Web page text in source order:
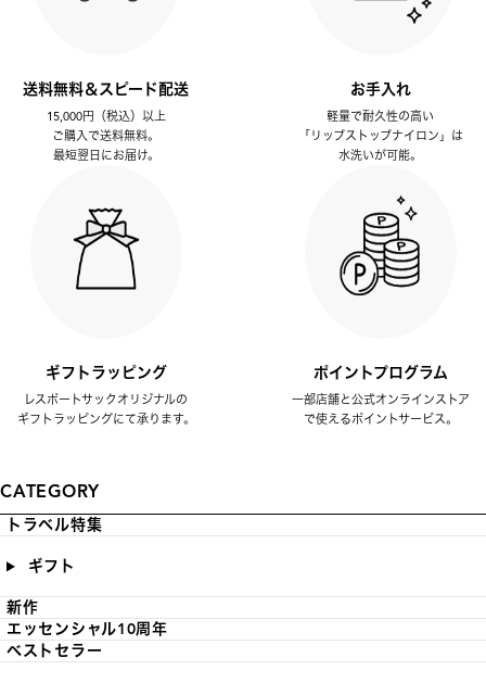
送料無料＆スピード配送
15,000円（税込）以上
ご購入で送料無料。
最短翌日にお届け。
お手入れ
軽量で耐久性の高い
「リップストップナイロン」は
水洗いが可能。
ギフトラッピング
レスポートサックオリジナルの
ギフトラッピングにて承ります。
ポイントプログラム
一部店舗と公式オンラインストア
で使えるポイントサービス。
CATEGORY
トラベル特集
ギフト
新作
エッセンシャル10周年
ベストセラー